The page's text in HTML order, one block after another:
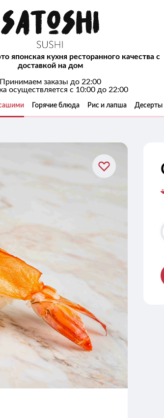
японская кухня ресторанного качества с
доставкой на дом
Принимаем заказы до 22:00
осуществляется с 10:00 до 22:00
Горячие блюда Рис и лапша Десерты